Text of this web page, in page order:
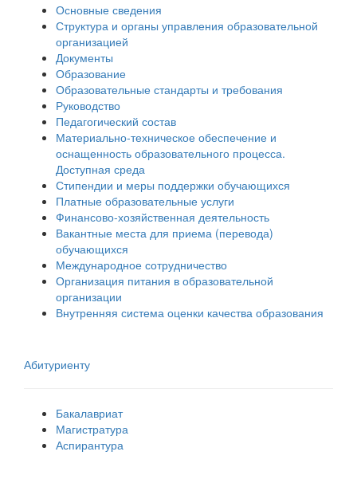
Основные сведения
Структура и органы управления образовательной
организацией
Документы
Образование
Образовательные стандарты и требования
Руководство
Педагогический состав
Материально-техническое обеспечение и
оснащенность образовательного процесса.
Доступная среда
Стипендии и меры поддержки обучающихся
Платные образовательные услуги
Финансово-хозяйственная деятельность
Вакантные места для приема (перевода)
обучающихся
Международное сотрудничество
Организация питания в образовательной
организации
Внутренняя система оценки качества образования
Абитуриенту
Бакалавриат
Магистратура
Аспирантура